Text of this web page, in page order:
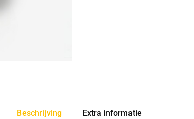
Beschrijving Extra informatie